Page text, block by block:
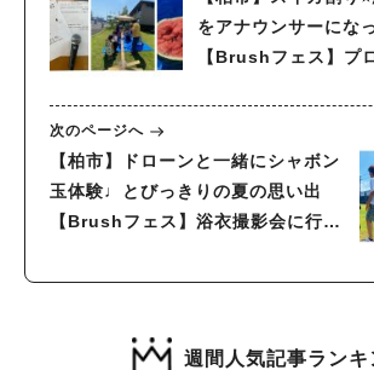
をアナウンサーにな
【Brushフェス】プ
次のページへ
【柏市】ドローンと一緒にシャボン
玉体験♩とびっきりの夏の思い出
【Brushフェス】浴衣撮影会に行っ
週間人気記事ランキ